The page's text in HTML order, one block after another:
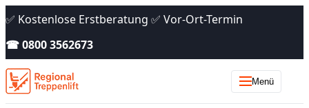
✅ Kostenlose Erstberatung ✅ Vor-Ort-Termin
☎ 0800 3562673
Menü